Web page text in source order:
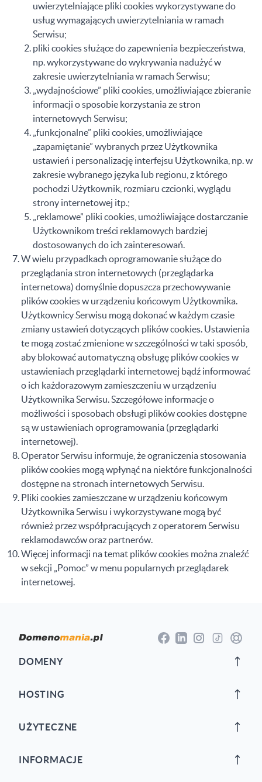
uwierzytelniające pliki cookies wykorzystywane do
usług wymagających uwierzytelniania w ramach
Serwisu;
pliki cookies służące do zapewnienia bezpieczeństwa,
np. wykorzystywane do wykrywania nadużyć w
zakresie uwierzytelniania w ramach Serwisu;
„wydajnościowe” pliki cookies, umożliwiające zbieranie
informacji o sposobie korzystania ze stron
internetowych Serwisu;
„funkcjonalne” pliki cookies, umożliwiające
„zapamiętanie” wybranych przez Użytkownika
ustawień i personalizację interfejsu Użytkownika, np. w
zakresie wybranego języka lub regionu, z którego
pochodzi Użytkownik, rozmiaru czcionki, wyglądu
strony internetowej itp.;
„reklamowe” pliki cookies, umożliwiające dostarczanie
Użytkownikom treści reklamowych bardziej
dostosowanych do ich zainteresowań.
W wielu przypadkach oprogramowanie służące do
przeglądania stron internetowych (przeglądarka
internetowa) domyślnie dopuszcza przechowywanie
plików cookies w urządzeniu końcowym Użytkownika.
Użytkownicy Serwisu mogą dokonać w każdym czasie
zmiany ustawień dotyczących plików cookies. Ustawienia
te mogą zostać zmienione w szczególności w taki sposób,
aby blokować automatyczną obsługę plików cookies w
ustawieniach przeglądarki internetowej bądź informować
o ich każdorazowym zamieszczeniu w urządzeniu
Użytkownika Serwisu. Szczegółowe informacje o
możliwości i sposobach obsługi plików cookies dostępne
są w ustawieniach oprogramowania (przeglądarki
internetowej).
Operator Serwisu informuje, że ograniczenia stosowania
plików cookies mogą wpłynąć na niektóre funkcjonalności
dostępne na stronach internetowych Serwisu.
Pliki cookies zamieszczane w urządzeniu końcowym
Użytkownika Serwisu i wykorzystywane mogą być
również przez współpracujących z operatorem Serwisu
reklamodawców oraz partnerów.
Więcej informacji na temat plików cookies można znaleźć
w sekcji „Pomoc” w menu popularnych przeglądarek
internetowej.
Facebook
LinkedinInstagram
TikTok
DOMENY
HOSTING
UŻYTECZNE
INFORMACJE